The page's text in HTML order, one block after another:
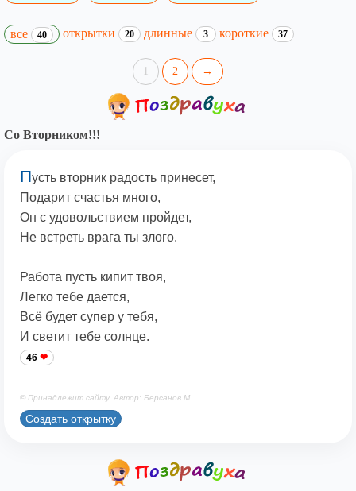
все 40 открытки 20 длинные 3 короткие 37
1 2 →
Со Вторником!!!
Пусть вторник радость принесет,
Подарит счастья много,
Он с удовольствием пройдет,
Не встреть врага ты злого.
Работа пусть кипит твоя,
Легко тебе дается,
Всё будет супер у тебя,
И светит тебе солнце.
46
© Принадлежит сайту. Автор: Берсанов М.
Создать открытку